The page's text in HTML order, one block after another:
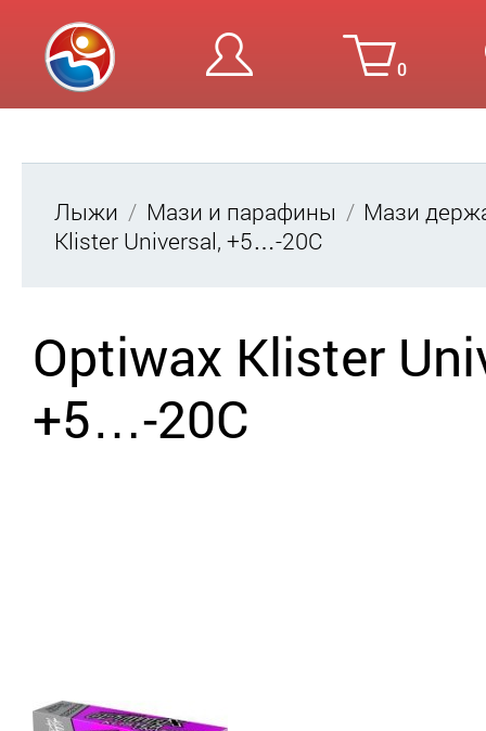
0
Лыжи Мази и парафины
Мази
Klister Universal, +5…-20C
Optiwax Klister
+5…-20C